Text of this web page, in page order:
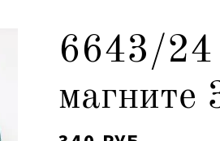
6643/24
магните